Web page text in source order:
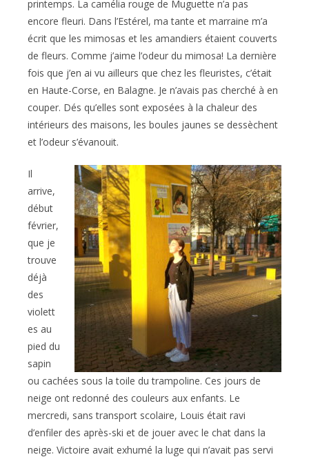
printemps. La camélia rouge de Muguette n’a pas
encore fleuri. Dans l’Estérel, ma tante et marraine m’a
écrit que les mimosas et les amandiers étaient couverts
de fleurs. Comme j’aime l’odeur du mimosa! La dernière
fois que j’en ai vu ailleurs que chez les fleuristes, c’était
en Haute-Corse, en Balagne. Je n’avais pas cherché à en
couper. Dés qu’elles sont exposées à la chaleur des
intérieurs des maisons, les boules jaunes se dessèchent
et l’odeur s’évanouit.
Il
arrive,
début
février,
que je
trouve
déjà
des
violett
es au
pied du
sapin
ou cachées sous la toile du trampoline. Ces jours de
neige ont redonné des couleurs aux enfants. Le
mercredi, sans transport scolaire, Louis était ravi
d’enfiler des après-ski et de jouer avec le chat dans la
neige. Victoire avait exhumé la luge qui n’avait pas servi